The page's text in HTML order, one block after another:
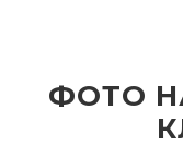
ФОТО